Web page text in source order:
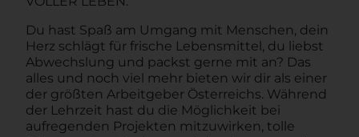
Du hast Spaß am Umgang mit Menschen, dein
Herz schlägt für frische Lebensmittel, du liebst
Abwechslung und packst gerne mit an? Das
alles und noch viel mehr bieten wir dir als einer
der größten Arbeitgeber Österreichs. Während
der Lehrzeit hast du die Möglichkeit bei
aufregenden Projekten mitzuwirken, tolle